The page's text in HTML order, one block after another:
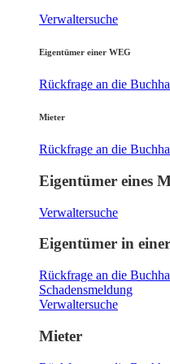
Verwaltersuche
Eigentümer einer WEG
Rückfrage an die
Mieter
Rückfrage an die
Eigentümer eines
Verwaltersuche
Eigentümer in
Rückfrage an die
Schadensmeldung
Verwaltersuche
Mieter